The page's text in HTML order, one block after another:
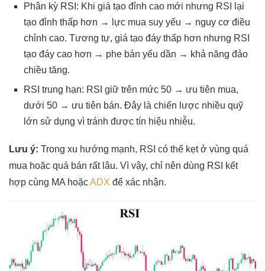
Phân kỳ RSI: Khi giá tạo đỉnh cao mới nhưng RSI lại
tạo đỉnh thấp hơn → lực mua suy yếu → nguy cơ điều
chỉnh cao. Tương tự, giá tạo đáy thấp hơn nhưng RSI
tạo đáy cao hơn → phe bán yếu dần → khả năng đảo
chiều tăng.
RSI trung hạn: RSI giữ trên mức 50 → ưu tiên mua,
dưới 50 → ưu tiên bán. Đây là chiến lược nhiều quỹ
lớn sử dụng vì tránh được tín hiệu nhiễu.
Lưu ý: Trong xu hướng mạnh, RSI có thể kẹt ở vùng quá
mua hoặc quá bán rất lâu. Vì vậy, chỉ nên dùng RSI kết
hợp cùng MA hoặcADX để xác nhận.